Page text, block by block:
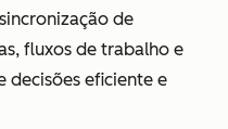
de
fluxos de trabalho e
decisões eficiente e